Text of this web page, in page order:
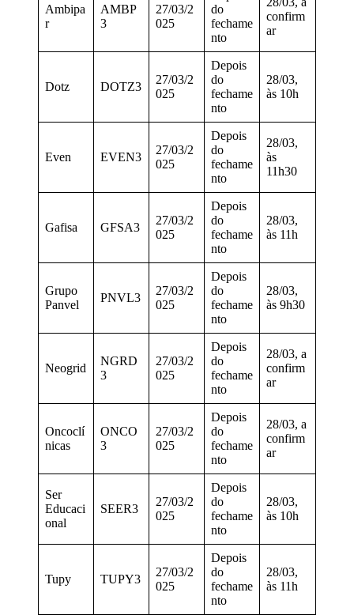
Ambipa
r
AMBP
3
27/03/2
025
do
fechame
nto
confirm
ar
Dotz DOTZ3
27/03/2
025
Depois
do
fechame
nto
28/03,
às 10h
Even EVEN3
27/03/2
025
Depois
do
fechame
nto
28/03,
às
11h30
Gafisa GFSA3
27/03/2
025
Depois
do
fechame
nto
28/03,
às 11h
Grupo
Panvel
PNVL3
27/03/2
025
Depois
do
fechame
nto
28/03,
às 9h30
Neogrid
NGRD
3
27/03/2
025
Depois
do
fechame
nto
28/03, a
confirm
ar
Oncoclí
nicas
ONCO
3
27/03/2
025
Depois
do
fechame
nto
28/03, a
confirm
ar
Ser
Educaci
onal
SEER3
27/03/2
025
Depois
do
fechame
nto
28/03,
às 10h
Tupy TUPY3
27/03/2
025
Depois
do
fechame
nto
28/03,
às 11h